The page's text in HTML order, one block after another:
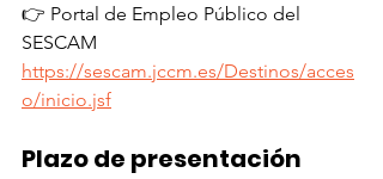
👉 Portal de Empleo Público del
SESCAM
https://sescam.jccm.es/Destinos/acces
o/inicio.jsf
Plazo de presentación